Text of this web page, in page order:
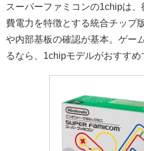
スーパーファミコンの1chipは
費電力を特徴とする統合チップ
や内部基板の確認が基本。ゲー
るなら、1chipモデルがおすすめ